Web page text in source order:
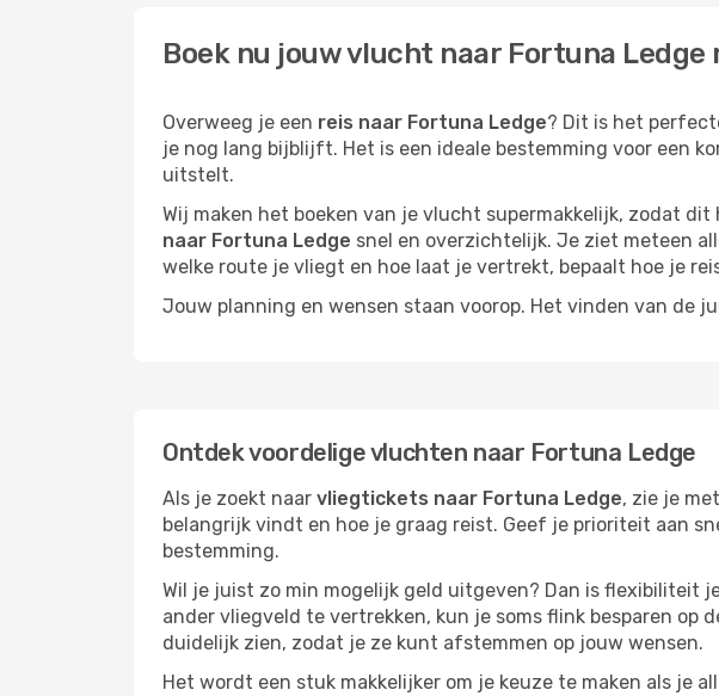
Boek nu jouw vlucht naar Fortuna
Overweeg je een reis naar Fortuna Ledge? Dit is het
je nog lang bijblijft. Het is een ideale bestemming voor een
uitstelt.
Wij maken het boeken van je vlucht supermakkelijk, zodat
naar Fortuna Ledge snel en overzichtelijk. Je ziet meteen
welke route je vliegt en hoe laat je vertrekt, bepaalt hoe je
Jouw planning en wensen staan voorop. Het vinden van de
Ontdek voordelige vluchten naar Fortuna Ledge
Als je zoekt naar vliegtickets naar Fortuna Ledge, zie je
belangrijk vindt en hoe je graag reist. Geef je prioriteit aan
bestemming.
Wil je juist zo min mogelijk geld uitgeven? Dan is flexibiliteit
ander vliegveld te vertrekken, kun je soms flink besparen op
duidelijk zien, zodat je ze kunt afstemmen op jouw wensen.
Het wordt een stuk makkelijker om je keuze te maken als je